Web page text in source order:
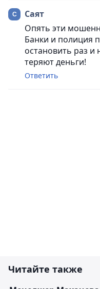
Саят
Опять эти
Банки и полиция
остановить раз и
теряют деньги!
Ответить
Читайте также